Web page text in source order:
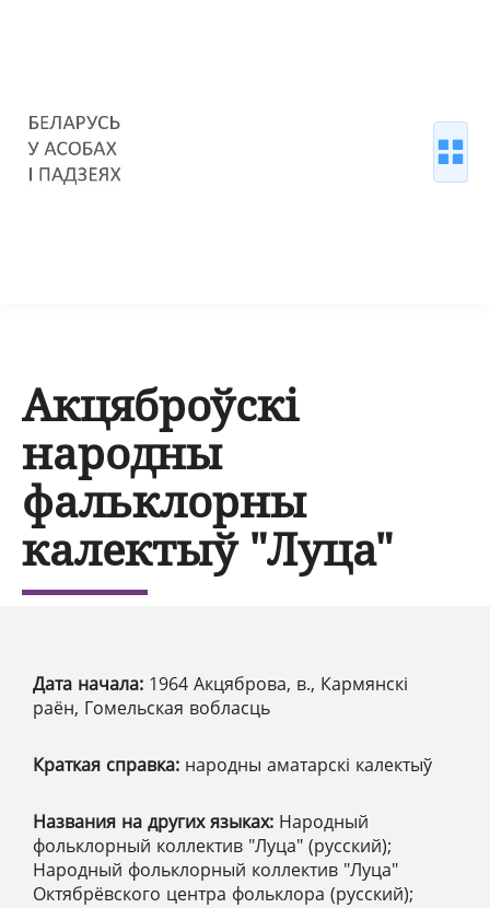
Акцяброўскі
народны
фальклорны
калектыў "Луца"
Дата начала: 1964 Акцяброва, в., Кармянскі
раён, Гомельская вобласць
Краткая справка: народны аматарскі калектыў
Названия на других языках: Народный
фольклорный коллектив "Луца" (русский);
Народный фольклорный коллектив "Луца"
Октябрёвского центра фольклора (русский);